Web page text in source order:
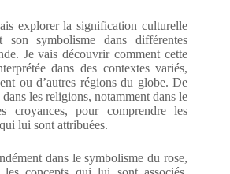
explorer la signification culturelle
symbolisme dans différentes
Je vais découvrir comment cette
dans des contextes variés,
ou d’autres régions du globe. De
les religions, notamment dans le
croyances, pour comprendre les
lui sont attribuées.
dans le symbolisme du rose,